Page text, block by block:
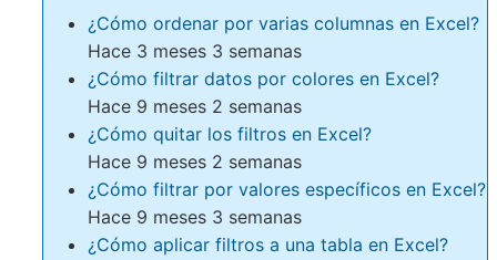
¿Cómo ordenar por varias columnas en Excel?
Hace 3 meses 3 semanas
¿Cómo filtrar datos por colores en Excel?
Hace 9 meses 2 semanas
¿Cómo quitar los filtros en Excel?
Hace 9 meses 2 semanas
¿Cómo filtrar por valores específicos en Excel?
Hace 9 meses 3 semanas
¿Cómo aplicar filtros a una tabla en Excel?